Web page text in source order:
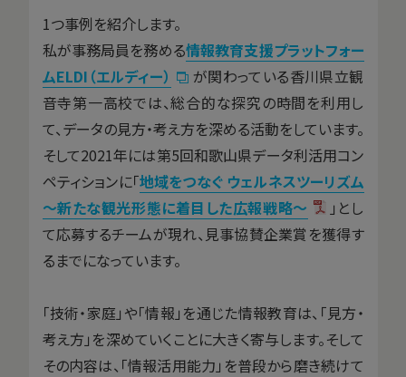
1つ事例を紹介します。
私が事務局員を務める情報教育支援プラットフォー
ムELDI（エルディー）
が関わっている香川県立観
音寺第一高校では、総合的な探究の時間を利用し
て、データの見方・考え方を深める活動をしています。
そして2021年には第5回和歌山県データ利活用コン
ペティションに「地域をつなぐ ウェルネスツーリズム
～新たな観光形態に着目した広報戦略～
」とし
て応募するチームが現れ、見事協賛企業賞を獲得す
るまでになっています。
「技術・家庭」や「情報」を通じた情報教育は、「見方・
考え方」を深めていくことに大きく寄与します。そして
その内容は、「情報活用能力」を普段から磨き続けて